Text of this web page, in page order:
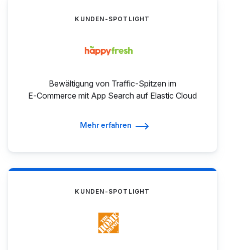
KUNDEN-SPOTLIGHT
Bewältigung von Traffic-Spitzen im
E‑Commerce mit App Search auf Elastic Cloud
Mehr erfahren
KUNDEN-SPOTLIGHT